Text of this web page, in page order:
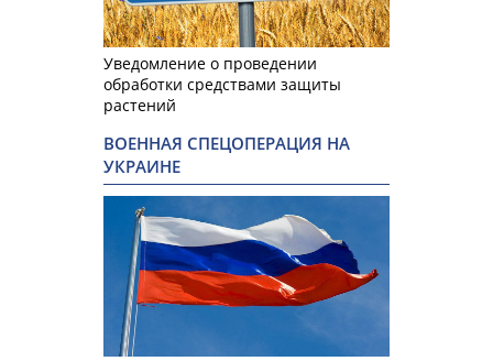
Уведомление о проведении
обработки средствами защиты
растений
ВОЕННАЯ СПЕЦОПЕРАЦИЯ НА
УКРАИНЕ